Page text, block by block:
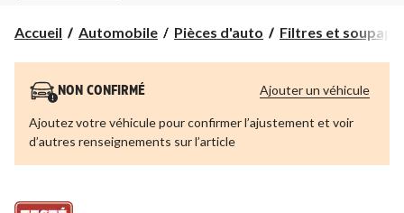
Accueil Automobile Pièces d'auto Filtres et
NON CONFIRMÉ
Ajoutez votre véhicule pour confirmer l’ajustement et voir
d’autres renseignements sur l’article
Ajouter un véhicule